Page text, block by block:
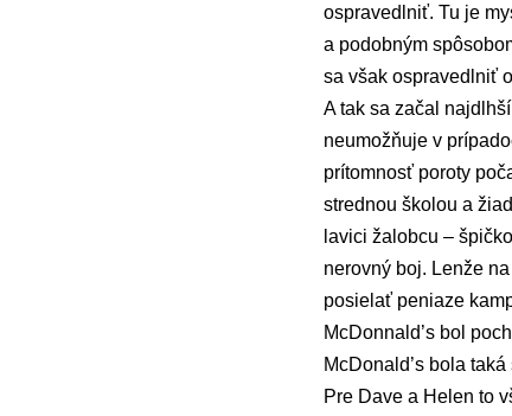
ospravedlniť. Tu je
a podobným
sa však ospravedlniť
A tak sa začal
neumožňuje v
prítomnosť poroty
strednou školou a
lavici žalobcu –
nerovný boj. Lenže
posielať peniaze
McDonnald’s bol
McDonald’s bola
Pre Dave a Helen to